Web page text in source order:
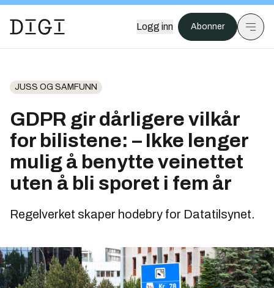
Logg inn Abonner
JUSS OG SAMFUNN
GDPR gir dårligere vilkår
for bilistene: – Ikke lenger
mulig å benytte veinettet
uten å bli sporet i fem år
Regelverket skaper hodebry for Datatilsynet.